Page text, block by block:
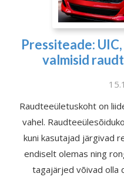
Pressiteade:
valmisid
Raudteeületuskoht on
vahel.
kuni kasutajad järgivad
endiselt olemas ning
tagajärjed võivad olla